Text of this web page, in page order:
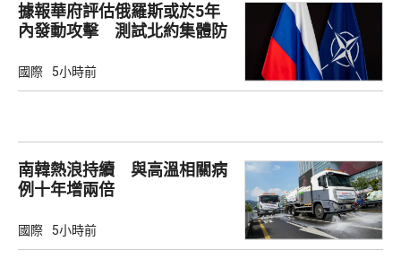
據報華府評估俄羅斯或於5年
內發動攻擊 測試北約集體防
國際 5小時前
南韓熱浪持續 與高溫相關病
例十年增兩倍
國際 5小時前